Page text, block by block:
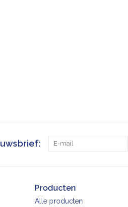
Producten
Alle producten